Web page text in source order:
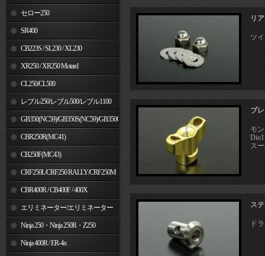
セロー250
SR400
CB223S / SL230 / XL230
XR250 / XR250 Motard
CL250/CL500
レブル250/レブル500/レブル1100
GB350(NC59)/GB350S(NC59)/GB350C(NC64)
CBR250R(MC41)
CB250F(MC43)
CRF250L/CRF250 RALLY/CRF250M
CBR400R / CB400F / 400X
エリミネーター/エリミネーター
SE Ninja 250・Ninja 250R・Z250
Ninja 400R / ER-4n
リ
ツ
ブ
モ
ス
ス
ド